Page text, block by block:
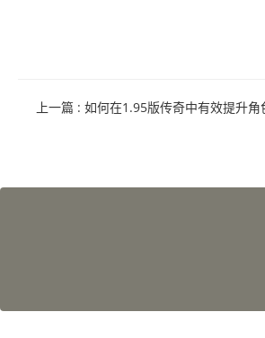
上一篇 : 如何在1.95版传奇中有效提升